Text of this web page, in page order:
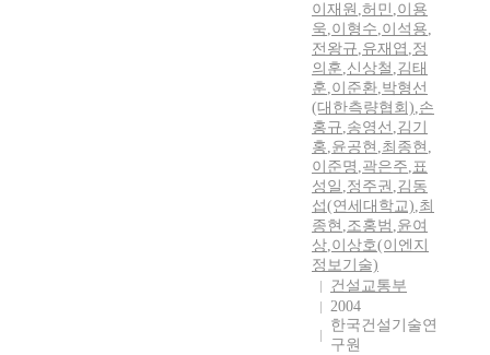
이재원 ,허민 ,이용
욱,이형수,이석용,
전왕규,유재엽 ,정
의훈,신상철 ,김태
훈,이준환,박형선
(대한측량협회),손
홍규,송영선 ,김기
홍,윤공현 ,최종현 ,
이준명 ,곽은주,표
성일 ,정주권 ,김동
섭(연세대학교),최
종현 ,조홍범 ,윤여
상,이상호(이엔지
정보기술)
건설교통부
2004
한국건설기술연
구원